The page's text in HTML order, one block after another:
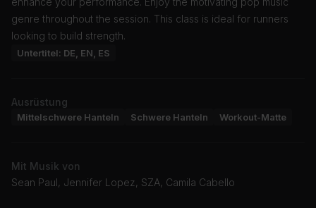
genre throughout the session. This class is ideal for runners
looking to build strength.
Untertitel: DE, EN, ES
Ausrüstung
Mittelschwere Hanteln Schwere Hanteln Workout-Matte
Mit Musik von
Sean Paul, Jennifer Lopez, SZA, Camila Cabello